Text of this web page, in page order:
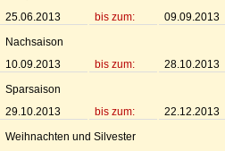
25.06.2013
bis zum:
09.09.2013
Nachsaison
10.09.2013
bis zum:
28.10.2013
Sparsaison
29.10.2013
bis zum:
22.12.2013
Weihnachten und Silvester